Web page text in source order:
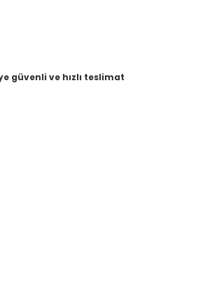
güvenli ve hızlı teslimat